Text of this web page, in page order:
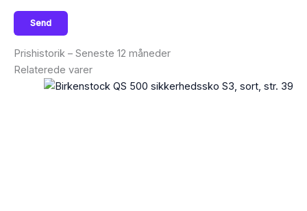
Prishistorik – Seneste 12 måneder
Relaterede varer